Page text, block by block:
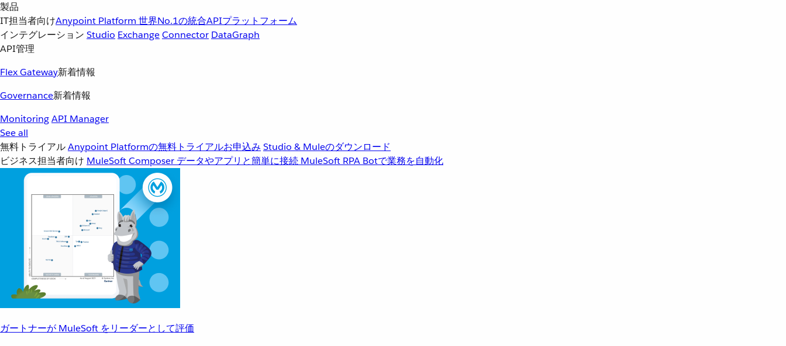
製品
IT担当者向けAnypoint Platform 世界No.1の統合APIプラットフォーム
インテグレーション Studio ExchangeConnector DataGraph
API管理
Flex Gateway新着情報
Governance新着情報
MonitoringAPI Manager
See all
無料トライアルAnypoint Platformの無料トライアルお申込み Studio & Muleのダウンロード
ビジネス担当者向け MuleSoft Composer データやアプリと簡単に接続 MuleSoft RPA Botで業務を自動化
ガートナーが MuleSoft をリーダーとして評価